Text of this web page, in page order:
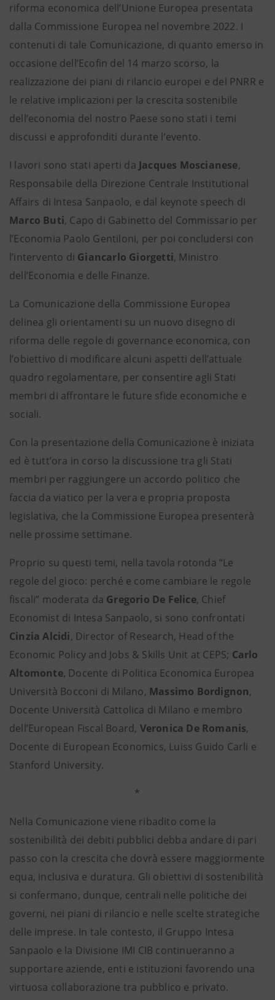
riforma economica dell’Unione Europea presentata
dalla Commissione Europea nel novembre 2022. I
contenuti di tale Comunicazione, di quanto emerso in
occasione dell’Ecofin del 14 marzo scorso, la
realizzazione dei piani di rilancio europei e del PNRR e
le relative implicazioni per la crescita sostenibile
dell’economia del nostro Paese sono stati i temi
discussi e approfonditi durante l’evento.
I lavori sono stati aperti da Jacques Moscianese,
Responsabile della Direzione Centrale Institutional
Affairs di Intesa Sanpaolo, e dal keynote speech di
Marco Buti, Capo di Gabinetto del Commissario per
l’Economia Paolo Gentiloni, per poi concludersi con
l’intervento di Giancarlo Giorgetti, Ministro
dell’Economia e delle Finanze.
La Comunicazione della Commissione Europea
delinea gli orientamenti su un nuovo disegno di
riforma delle regole di governance economica, con
l’obiettivo di modificare alcuni aspetti dell’attuale
quadro regolamentare, per consentire agli Stati
membri di affrontare le future sfide economiche e
sociali.
Con la presentazione della Comunicazione è iniziata
ed è tutt’ora in corso la discussione tra gli Stati
membri per raggiungere un accordo politico che
faccia da viatico per la vera e propria proposta
legislativa, che la Commissione Europea presenterà
nelle prossime settimane.
Proprio su questi temi, nella tavola rotonda “Le
regole del gioco: perché e come cambiare le regole
fiscali” moderata da Gregorio De Felice, Chief
Economist di Intesa Sanpaolo, si sono confrontati
Cinzia Alcidi, Director of Research, Head of the
Economic Policy and Jobs & Skills Unit at CEPS; Carlo
Altomonte, Docente di Politica Economica Europea
Università Bocconi di Milano, Massimo Bordignon,
Docente Università Cattolica di Milano e membro
dell’European Fiscal Board, Veronica De Romanis,
Docente di European Economics, Luiss Guido Carli e
Stanford University.
*
Nella Comunicazione viene ribadito come la
sostenibilità dei debiti pubblici debba andare di pari
passo con la crescita che dovrà essere maggiormente
equa, inclusiva e duratura. Gli obiettivi di sostenibilità
si confermano, dunque, centrali nelle politiche dei
governi, nei piani di rilancio e nelle scelte strategiche
delle imprese. In tale contesto, il Gruppo Intesa
Sanpaolo e la Divisione IMI CIB continueranno a
supportare aziende, enti e istituzioni favorendo una
virtuosa collaborazione tra pubblico e privato.